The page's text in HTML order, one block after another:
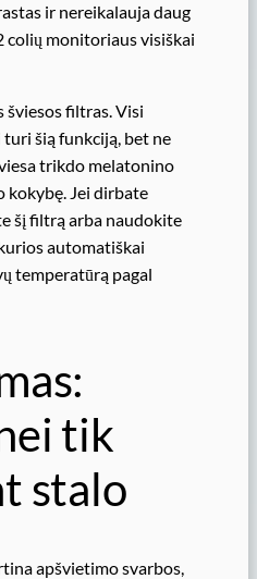
ir nereikalauja daug
colių monitoriaus visiškai
šviesos filtras. Visi
šią funkciją, bet ne
trikdo melatonino
kokybę. Jei dirbate
šį filtrą arba naudokite
automatiškai
temperatūrą pagal
tik
stalo
apšvietimo svarbos,